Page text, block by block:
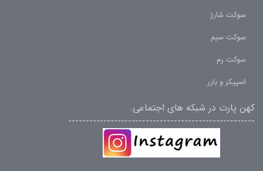
سوکت شارژ
سوکت سیم
سوکت رم
اسپیکر و بازر
کهن پارت در شبکه های اجتماعی.
-----------------------------------------------------